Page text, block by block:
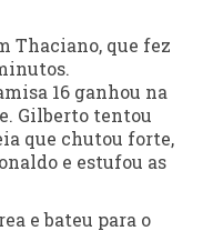
Thaciano, que fez
16 ganhou na
Gilberto tentou
que chutou forte,
e estufou as
e bateu para o